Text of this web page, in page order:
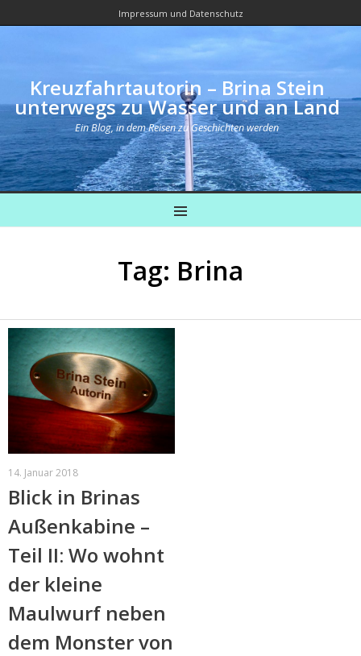
Impressum und Datenschutz
Kreuzfahrtautorin – Brina Stein
unterwegs zu Wasser und an Land
Ein Blog, in dem Reisen zu Geschichten werden
MENU
Tag: Brina
14. Januar 2018
Blick in Brinas
Außenkabine –
Teil II: Wo wohnt
der kleine
Maulwurf neben
dem Monster von